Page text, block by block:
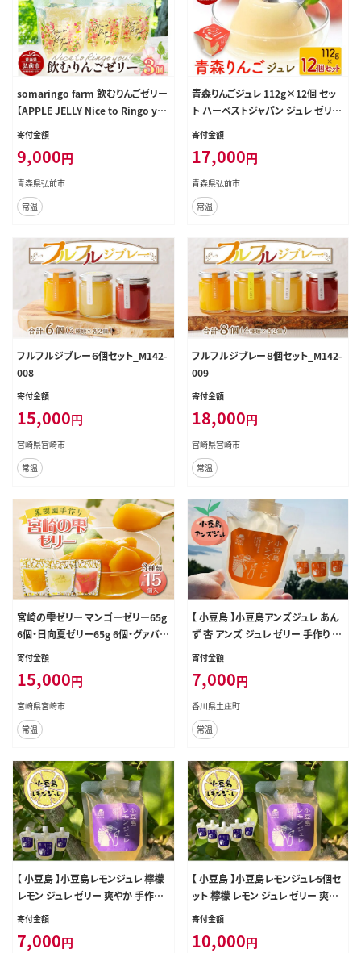
somaringo farm 飲むりんごゼリー
【APPLE JELLY Nice to Ringo yo
u!!】3個セット 飛馬ホワイト使用 青
いしい セット セット品 りんご ギフト]
寄付金額
9,000円
青森県弘前市
常温
青森りんごジュレ 112g×12個 セッ
ト ハーベストジャパン ジュレ ゼリー
スイーツ リンゴ 青森県 弘前市 [お
物 美味 林檎 常温]
寄付金額
17,000円
青森県弘前市
常温
フルフルジブレー６個セット_M142-
008
寄付金額
15,000円
宮崎県宮崎市
常温
フルフルジブレー８個セット_M142-
009
寄付金額
18,000円
宮崎県宮崎市
常温
宮崎の雫ゼリー マンゴーゼリー65g
6個・日向夏ゼリー65g 6個・グァバゼ
リー65g 3個_M339-001
寄付金額
15,000円
宮崎県宮崎市
常温
【 小豆島 】小豆島アンズジュレ あん
ず 杏 アンズ ジュレ ゼリー 手作り お
やつ 軽食 デザート 香川 香川県 土
寄付金額
7,000円
香川県土庄町
常温
【 小豆島 】小豆島レモンジュレ 檸檬
レモン ジュレ ゼリー 爽やか 手作り
おやつ 軽食 デザート 香川 香川県
寄付金額
7,000円
【 小豆島 】小豆島レモンジュレ5個セ
ット 檸檬 レモン ジュレ ゼリー 爽や
か 手作り おやつ 軽食 デザート 香川
寄付金額
10,000円